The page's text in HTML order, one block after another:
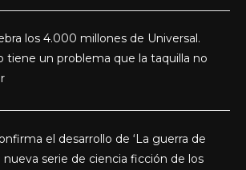
los 4.000 millones de Universal.
tiene un problema que la taquilla no
el desarrollo de ‘La guerra de
nueva serie de ciencia ficción de los